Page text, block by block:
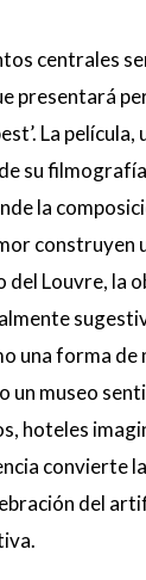
centrales
presentará
La
su
la
construyen
del Louvre, la
una forma de
un museo
hoteles
convierte
del